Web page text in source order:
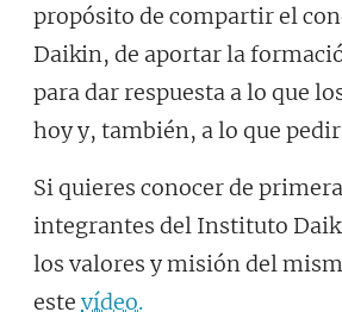
propósito de compartir el
Daikin, de aportar la
para dar respuesta a lo que
hoy y, también, a lo que
Si quieres conocer de
integrantes del Instituto
los valores y misión del
este vídeo.